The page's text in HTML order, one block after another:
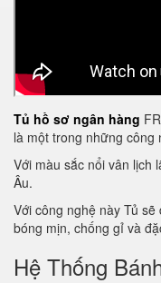
Tủ hồ sơ ngân hàng
là một trong những công
Với màu sắc nổi vân lịch
Âu.
Với công nghệ này Tủ
bóng mịn, chống gỉ và
Hệ Thống